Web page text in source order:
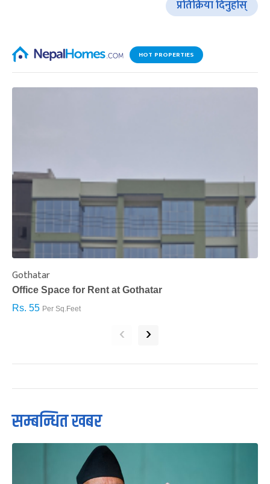
प्रतिक्रिया दिनुहोस्
HOT PROPERTIES
Gothatar
Office Space for Rent at Gothatar
Rs. 55 Per Sq.Feet
‹ ›
सम्बन्धित खबर